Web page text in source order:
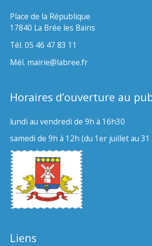
Place de la République
17840 La Brée les Bains
Tél. 05 46 47 83 11
Mél. mairie@labree.fr
Horaires d’ouverture au
lundi au vendredi de 9h à 16h30
samedi de 9h à 12h (du 1er juillet au 31
Liens